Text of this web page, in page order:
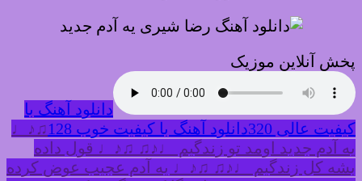
پخش آنلاین موزیک
دانلود آهنگ با
کیفیت عالی 320
دانلود آهنگ با کیفیت خوب 128
♫♪♩
یه آدم جدید اومد تو زندگیم ♩♪♫ ♫♪♩ قول داده
بشه کل زندگیم ♩♪♫ ♫♪♩ یه آدم عجیب عوض کرده